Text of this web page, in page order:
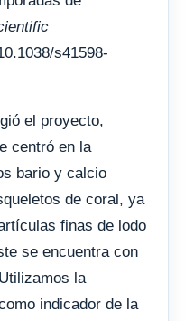
s41598-
el proyecto,
centró en la
bario y calcio
de coral, ya
finas de lodo
se encuentra con
la
indicador de la